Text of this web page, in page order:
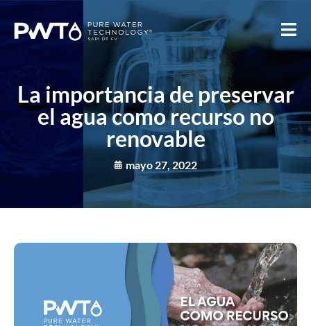
La importancia de preservar
el agua como recurso no
renovable
mayo 27, 2022